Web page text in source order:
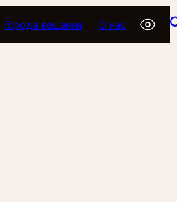
Города вещания О нас